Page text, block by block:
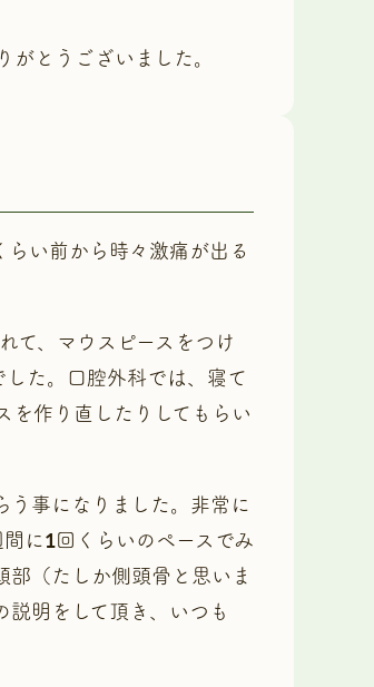
とうございました。
い前から時々激痛が出る
て、マウスピースをつけ
た。口腔外科では、寝て
を作り直したりしてもらい
う事になりました。非常に
に1回くらいのペースでみ
（たしか側頭骨と思いま
明をして頂き、いつも